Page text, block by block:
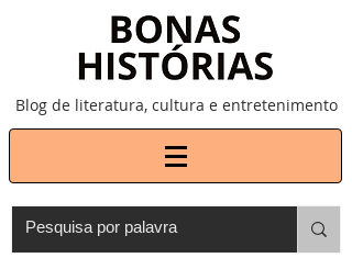
Blog de literatura, cultura e entretenimento